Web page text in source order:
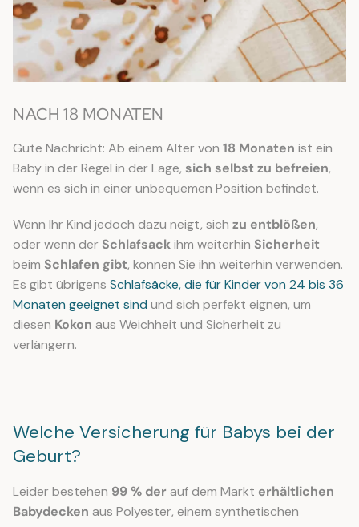
NACH 18 MONATEN
Gute Nachricht: Ab einem Alter von 18 Monaten ist ein
Baby in der Regel in der Lage, sich selbst zu befreien,
wenn es sich in einer unbequemen Position befindet.
Wenn Ihr Kind jedoch dazu neigt, sich zu entblößen,
oder wenn der Schlafsackihm weiterhin Sicherheit
beim Schlafen gibt, können Sie ihn weiterhin verwenden.
Es gibt übrigens Schlafsäcke, die für Kinder von 24 bis 36
Monaten geeignet sind und sich perfekt eignen, um
diesen Kokon aus Weichheit und Sicherheit zu
verlängern.
Welche Versicherung für Babys bei der
Geburt?
Leider bestehen 99 % der auf dem Markt erhältlichen
Babydecken aus Polyester, einem synthetischen